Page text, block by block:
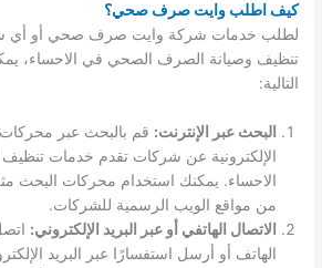
كيف اطلب وايت صرف صحي؟
لطلب خدمات شركة وايت صرف صحي أو أي
تنظيف وصيانة الصرف الصحي في الاحساء،
التالية:
البحث عبر الإنترنت: قم بالبحث عبر محركات
الإلكترونية عن شركات تقدم خدمات
الاحساء. يمكنك استخدام محركات البحث
من مواقع الويب الرسمية للشركات.
الاتصال الهاتفي أو عبر البريد الإلكتروني:
الهاتف أو أرسل استفسارًا عبر البريد